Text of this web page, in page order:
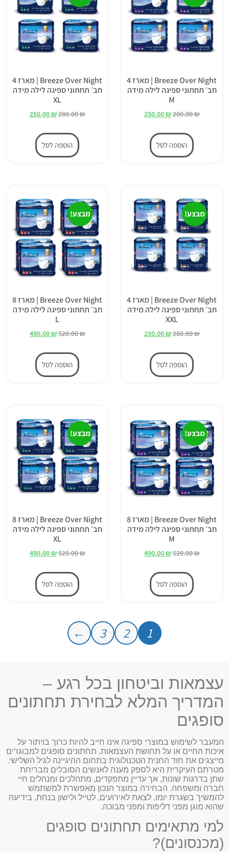
Breeze Over Night | מארז 4
חב׳ תחתוני ספיגה לילה מידה
M
280.00₪
250.00₪
הוספה לסל
Breeze Over Night | מארז 4
חב׳ תחתוני ספיגה לילה מידה
XL
280.00₪
250.00₪
הוספה לסל
מבצע!
Breeze Over Night | מארז 4
חב׳ תחתוני ספיגה לילה מידה
XXL
280.00₪
250.00₪
הוספה לסל
מבצע!
Breeze Over Night | מארז 8
חב׳ תחתוני ספיגה לילה מידה
L
520.00₪
490.00₪
הוספה לסל
מבצע!
Breeze Over Night | מארז 8
חב׳ תחתוני ספיגה לילה מידה
M
520.00₪
490.00₪
הוספה לסל
מבצע!
Breeze Over Night | מארז 8
חב׳ תחתוני ספיגה לילה מידה
XL
520.00₪
490.00₪
הוספה לסל
1
2
3
←
עצמאות וביטחון בכל רגע –
המדריך המלא לבחירת תחתונים
סופגים
המעבר לשימוש במוצרי ספיגה אינו חייב להיות כרוך בויתור על
איכות החיים או על תחושת העצמאות. תחתונים סופגים למבוגרים
מייצגים את חוד החנית הטכנולוגית בתחום ההיגיינה לגיל השלישי.
מטרתם העיקרית היא לספק מענה לאנשים הסובלים מבריחת
שתן בדרגות שונות, אך עדיין מתפקדים, מתהלכים ומנהלים חיי
חברה ומשפחה. הבחירה במוצר הנכון מאפשרת למשתמש
להמשיך בשגרת יומו, לצאת לאירועים, לטייל ולישון בנחת, בידיעה
שהוא מוגן מפני דליפות ומפני מבוכה.
למי מתאימים תחתונים סופגים
(מכנסונים)?